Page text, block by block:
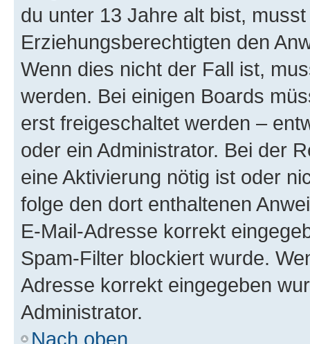
du unter 13 Jahre alt bist,
Erziehungsberechtigten den
Wenn dies nicht der Fall ist,
werden. Bei einigen Boards
erst freigeschaltet werden –
oder ein Administrator. Bei der
eine Aktivierung nötig ist oder
folge den dort enthaltenen
E-Mail-Adresse korrekt
Spam-Filter blockiert wurde.
Adresse korrekt eingegeben
Administrator.
Nach oben